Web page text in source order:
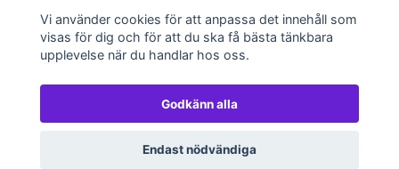
© 2026 GlitterStudionPowered by Quickbutik
Vi använder cookies för att anpassa det innehåll som
visas för dig och för att du ska få bästa tänkbara
upplevelse när du handlar hos oss.
Godkänn alla
Endast nödvändiga